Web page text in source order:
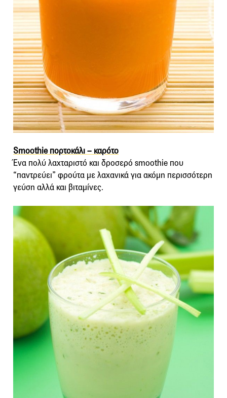
Smoothie πορτοκάλι – καρότο
Ένα πολύ λαχταριστό και δροσερό smoothie που
“παντρεύει” φρούτα με λαχανικά για ακόμη περισσότερη
γεύση αλλά και βιταμίνες.